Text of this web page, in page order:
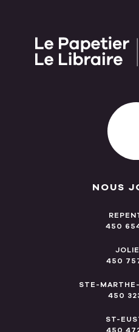
NOUS
450
450
STE-
450
ST-
450